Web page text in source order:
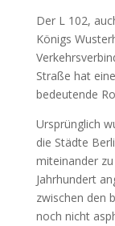
Der L 102,
Königs
Straße hat
bedeutende
Ursprünglich
die Städte
miteinander
Jahrhundert
zwischen den
noch nicht